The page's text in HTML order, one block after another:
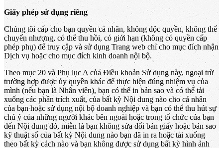
Giấy phép sử dụng riêng
Chúng tôi cấp cho bạn quyền cá nhân, không độc quyền, không thể
chuyển nhượng, có thể thu hồi, có giới hạn (không có quyền cấp
phép phụ) để truy cập và sử dụng Trang web chỉ cho mục đích nhận
Dịch vụ hoặc cho mục đích kinh doanh nội bộ.
Theo mục 20 và Phụ lục A của Điều khoản Sử dụng này, ngoại trừ
trường hợp được ủy quyền khác để thực hiện đúng nhiệm vụ của
mình (nếu bạn là Nhân viên), bạn có thể in bản sao và có thể tải
xuống các phần trích xuất, của bất kỳ Nội dung nào cho cá nhân
của bạn hoặc sử dụng nội bộ doanh nghiệp và bạn có thể thu hút sự
chú ý của những người khác bên ngoài hoặc trong tổ chức của bạn
đến Nội dung đó, miễn là bạn không sửa đổi bản giấy hoặc bản sao
kỹ thuật số của bất kỳ Nội dung nào bạn đã in ra hoặc tải xuống
theo bất kỳ cách nào và bạn không được sử dụng bất kỳ hình ảnh